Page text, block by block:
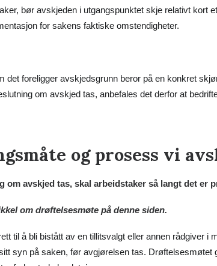
bør avskjeden i utgangspunktet skje relativt kort
for sakens faktiske omstendigheter.
det foreligger avskjedsgrunn beror på en konkret
om avskjed tas, anbefales det derfor at
og prosess vi
om avskjed tas, skal arbeidstaker så langt det
om drøftelsesmøte på denne siden.
til å bli bistått av en tillitsvalgt eller annen rådgiver
syn på saken, før avgjørelsen tas.